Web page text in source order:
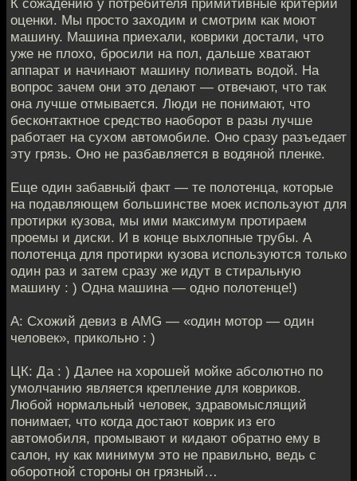
К сожадению у потребителя примитивные критерии
оценки. Мы просто заходим и смотрим как моют
машину. Машина приехали, коврики достали, что
уже не плохо, бросили на пол, дальше хватают
аппарат и начинают машину поливать водой. На
вопрос зачем они это делают — отвечают, что так
она лучше отмывается. Люди не понимают, что
бесконтактное средство наоборот в разы лучше
работает на сухом автомобиле. Оно сразу разъедает
эту грязь. Оно не разбавляется в водяной пленке.
Еще один забавный факт — те полотенца, которые
на подавляющем большинстве моек используют для
протирки кузова, мы ими максимум протираем
проемы и диски. И в конце выхлопные трубы. А
полотенца для протирки кузова используются только
один раз и затем сразу же идут в стиральную
машину : ) Одна машина — одно полотенце!)
А: Схожий девиз в AMG — «один мотор — один
человек», прикольно : )
ЦК: Да : ) Далее на хорошей мойке абсолютно по
умолчанию является крепление для ковриков.
Любой нормальный человек, здравомыслящий
понимает, что когда достают коврик из его
автомобиля, промывают и кидают обратно ему в
салон, ну как минимум это не правильно, ведь с
оборотной стороны он грязный…